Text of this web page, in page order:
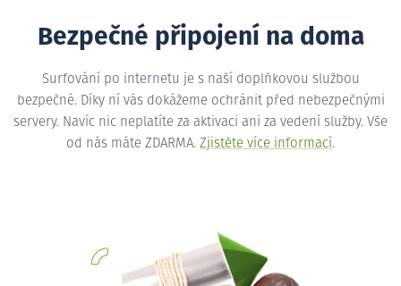
Bezpečné připojení na doma
Surfování po internetu je s naší doplňkovou službou
bezpečné. Díky ní vás dokážeme ochránit před nebezpečnými
servery. Navíc nic neplatíte za aktivaci ani za vedení služby. Vše
od nás máte ZDARMA. Zjistěte více informací.